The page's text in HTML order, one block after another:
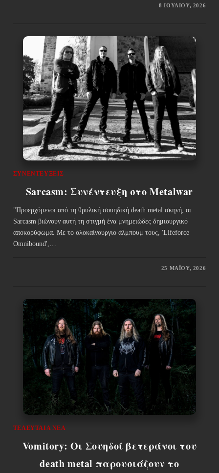
8 ΙΟΥΛΊΟΥ, 2026
ΣΥΝΕΝΤΕΎΞΕΙΣ
Sarcasm: Συνέντευξη στο Metalwar
"Προερχόμενοι από τη θρυλική σουηδική death metal σκηνή, οι
Sarcasm βιώνουν αυτή τη στιγμή ένα μνημειώδες δημιουργικό
αποκορύφωμα. Με το ολοκαίνουργιο άλμπουμ τους, 'Lifeforce
Omnibound',…
25 ΜΑΪ́ΟΥ, 2026
ΤΕΛΕΥΤΑΊΑ ΝΈΑ
Vomitory: Οι Σουηδοί βετεράνοι του
death metal παρουσιάζουν το